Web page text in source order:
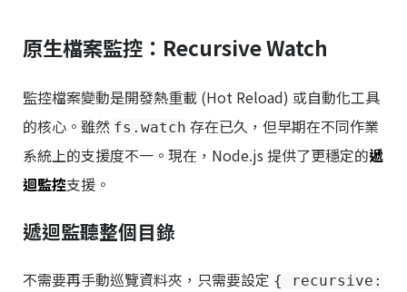
原生檔案監控：Recursive Watch
監控檔案變動是開發熱重載 (Hot Reload) 或自動化工具
的核心。雖然 fs.watch 存在已久，但早期在不同作業
系統上的支援度不一。現在，Node.js 提供了更穩定的遞
迴監控支援。
遞迴監聽整個目錄
不需要再手動巡覽資料夾，只需要設定 { recursive: